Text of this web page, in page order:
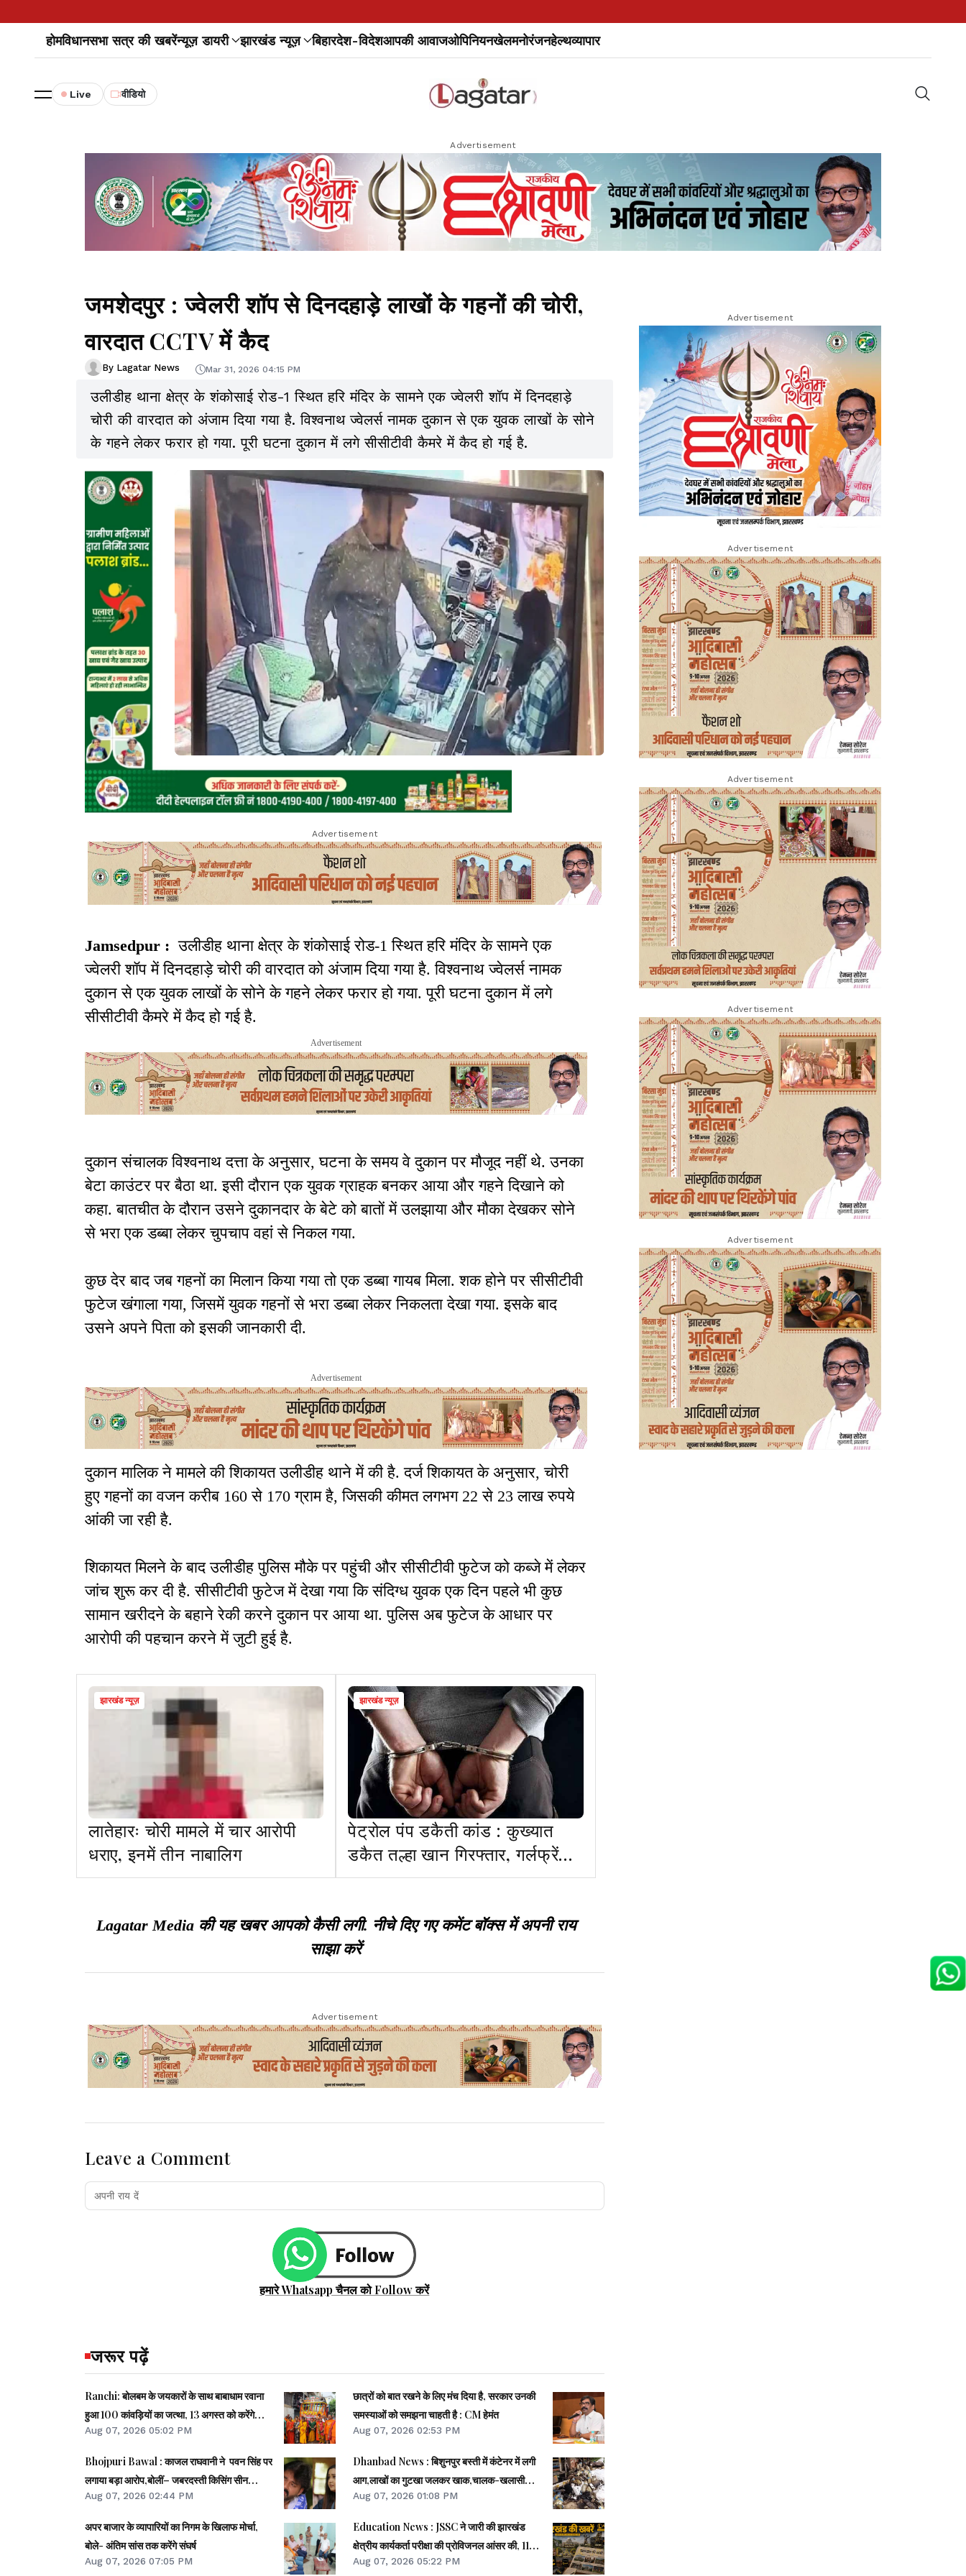
होमविधानसभा सत्र की खबरेंन्यूज़ डायरी झारखंड न्यूज़ बिहारदेश-विदेशआपकी आवाजओपिनियनखेलमनोरंजनहेल्थव्यापार
Live वीडियो
Advertisement
जमशेदपुर : ज्वेलरी शॉप से दिनदहाड़े लाखों के गहनों की चोरी,
वारदात CCTV में कैद
By Lagatar News Mar 31, 2026 04:15 PM
उलीडीह थाना क्षेत्र के शंकोसाई रोड-1 स्थित हरि मंदिर के सामने एक ज्वेलरी शॉप में दिनदहाड़े
चोरी की वारदात को अंजाम दिया गया है. विश्वनाथ ज्वेलर्स नामक दुकान से एक युवक लाखों के सोने
के गहने लेकर फरार हो गया. पूरी घटना दुकान में लगे सीसीटीवी कैमरे में कैद हो गई है.
Advertisement
Jamsedpur :उलीडीह थाना क्षेत्र के शंकोसाई रोड-1 स्थित हरि मंदिर के सामने एक
ज्वेलरी शॉप में दिनदहाड़े चोरी की वारदात को अंजाम दिया गया है. विश्वनाथ ज्वेलर्स नामक
दुकान से एक युवक लाखों के सोने के गहने लेकर फरार हो गया. पूरी घटना दुकान में लगे
सीसीटीवी कैमरे में कैद हो गई है.
Advertisement
दुकान संचालक विश्वनाथ दत्ता के अनुसार, घटना के समय वे दुकान पर मौजूद नहीं थे. उनका
बेटा काउंटर पर बैठा था. इसी दौरान एक युवक ग्राहक बनकर आया और गहने दिखाने को
कहा. बातचीत के दौरान उसने दुकानदार के बेटे को बातों में उलझाया और मौका देखकर सोने
से भरा एक डब्बा लेकर चुपचाप वहां से निकल गया.
कुछ देर बाद जब गहनों का मिलान किया गया तो एक डब्बा गायब मिला. शक होने पर सीसीटीवी
फुटेज खंगाला गया, जिसमें युवक गहनों से भरा डब्बा लेकर निकलता देखा गया. इसके बाद
उसने अपने पिता को इसकी जानकारी दी.
Advertisement
दुकान मालिक ने मामले की शिकायत उलीडीह थाने में की है. दर्ज शिकायत के अनुसार, चोरी
हुए गहनों का वजन करीब 160 से 170 ग्राम है, जिसकी कीमत लगभग 22 से 23 लाख रुपये
आंकी जा रही है.
शिकायत मिलने के बाद उलीडीह पुलिस मौके पर पहुंची और सीसीटीवी फुटेज को कब्जे में लेकर
जांच शुरू कर दी है. सीसीटीवी फुटेज में देखा गया कि संदिग्ध युवक एक दिन पहले भी कुछ
सामान खरीदने के बहाने रेकी करने दुकान पर आया था. पुलिस अब फुटेज के आधार पर
आरोपी की पहचान करने में जुटी हुई है.
झारखंड न्यूज़
लातेहारः चोरी मामले में चार आरोपी
धराए, इनमें तीन नाबालिग
झारखंड न्यूज़
पेट्रोल पंप डकैती कांड : कुख्यात
डकैत तल्हा खान गिरफ्तार, गर्लफ्रेंड
के साथ भाग रहा था आगरा
Lagatar Media की यह खबर आपको कैसी लगी. नीचे दिए गए कमेंट बॉक्स में अपनी राय
साझा करें
Advertisement
Leave a Comment
हमारे Whatsapp चैनल को Follow करें
जरूर पढ़ें
Ranchi: बोलबम के जयकारों के साथ बाबाधाम रवाना
हुआ 100 कांवड़ियों का जत्था, 13 अगस्त को करेंगे
जलाभिषेक
Aug 07, 2026 05:02 PM
Bhojpuri Bawal : काजल राघवानी ने पवन सिंह पर
लगाया बड़ा आरोप,बोलीं– जबरदस्ती किसिंग सीन
करवाया...
Aug 07, 2026 02:44 PM
अपर बाजार के व्यापारियों का निगम के खिलाफ मोर्चा,
बोले- अंतिम सांस तक करेंगे संघर्ष
Aug 07, 2026 07:05 PM
छात्रों को बात रखने के लिए मंच दिया है, सरकार उनकी
समस्याओं को समझना चाहती है : CM हेमंत
Aug 07, 2026 02:53 PM
Dhanbad News : बिशुनपुर बस्ती में कंटेनर में लगी
आग,लाखों का गुटखा जलकर खाक,चालक-खलासी
झुलसे
Aug 07, 2026 01:08 PM
Education News : JSSC ने जारी की झारखंड
क्षेत्रीय कार्यकर्ता परीक्षा की प्रोविजनल आंसर की, 11
अगस्त तक दर्ज करे आपत्ति
Aug 07, 2026 05:22 PM
Advertisement
Advertisement
Advertisement
Advertisement
Advertisement